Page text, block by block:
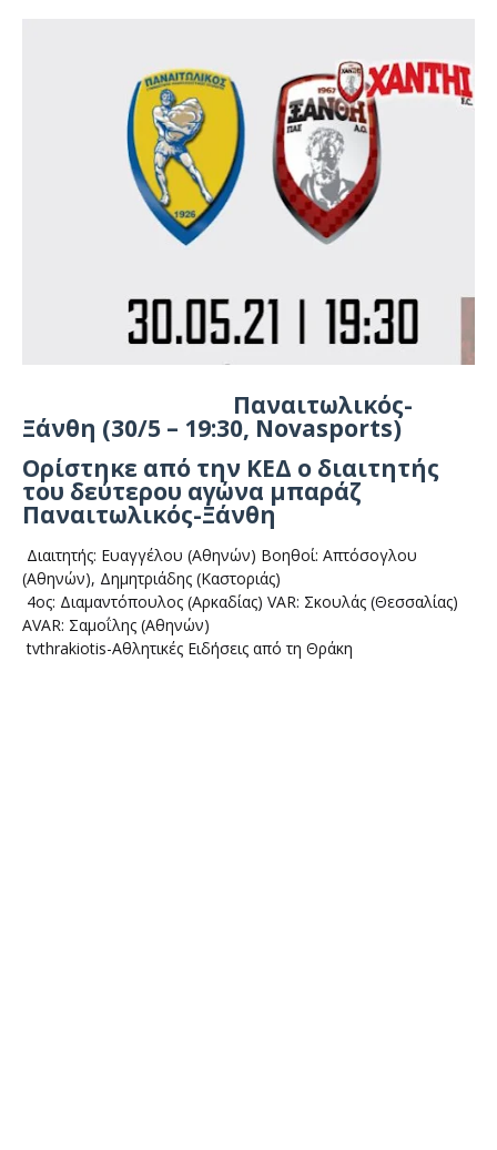
Παναιτωλικός-
Ξάνθη (30/5 – 19:30, Novasports)
Ορίστηκε από την ΚΕΔ ο διαιτητής
του δεύτερου αγώνα μπαράζ
Παναιτωλικός-Ξάνθη
Διαιτητής: Ευαγγέλου (Αθηνών) Βοηθοί: Απτόσογλου
(Αθηνών), Δημητριάδης (Καστοριάς)
4ος: Διαμαντόπουλος (Αρκαδίας) VAR: Σκουλάς (Θεσσαλίας)
AVAR: Σαμοΐλης (Αθηνών)
tvthrakiotis-Αθλητικές Ειδήσεις από τη Θράκη